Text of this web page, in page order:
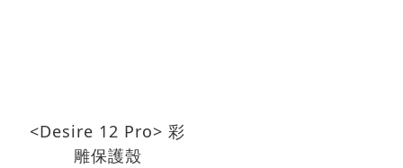
<Desire 12 Pro> 彩
雕保護殼